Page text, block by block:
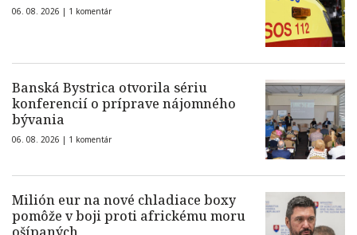
06. 08. 2026 | 1 komentár
Banská Bystrica otvorila sériu
konferencií o príprave nájomného
bývania
06. 08. 2026 | 1 komentár
Milión eur na nové chladiace boxy
pomôže v boji proti africkému moru